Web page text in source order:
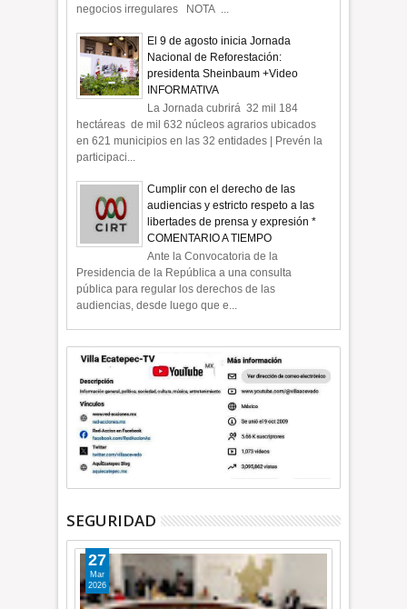
negocios irregulares NOTA ...
El 9 de agosto inicia Jornada
Nacional de Reforestación:
presidenta Sheinbaum +Video
INFORMATIVA
La Jornada cubrirá 32 mil 184
hectáreas de mil 632 núcleos agrarios ubicados
en 621 municipios en las 32 entidades | Prevén la
participaci...
Cumplir con el derecho de las
audiencias y estricto respeto a las
libertades de prensa y expresión *
COMENTARIO A TIEMPO
Ante la Convocatoria de la
Presidencia de la República a una consulta
pública para regular los derechos de las
audiencias, desde luego que e...
SEGURIDAD
27
Mar
2026